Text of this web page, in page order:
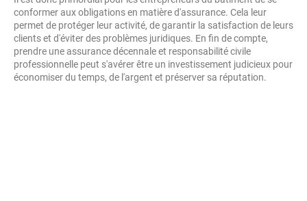
conformer aux obligations en matière d'assurance. Cela leur
permet de protéger leur activité, de garantir la satisfaction de leurs
clients et d'éviter des problèmes juridiques. En fin de compte,
prendre une assurance décennale et responsabilité civile
professionnelle peut s'avérer être un investissement judicieux pour
économiser du temps, de l'argent et préserver sa réputation.